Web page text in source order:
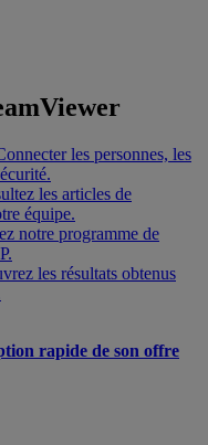
les personnes, les
les articles de
équipe.
notre programme de
les résultats obtenus
rapide de son offre